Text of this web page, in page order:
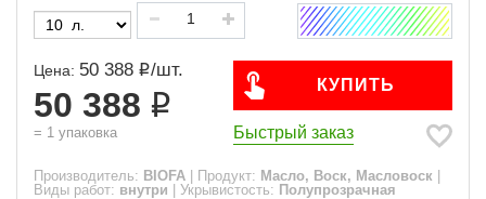
Цена: 50 388 /шт.
50 388
= 1 упаковка
КУПИТЬ
Быстрый заказ
Производитель: BIOFA Продукт: Масло, Воск, Масловоск
Виды работ: внутри Укрывистость: Полупрозрачная